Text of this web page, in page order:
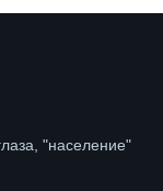
"население"